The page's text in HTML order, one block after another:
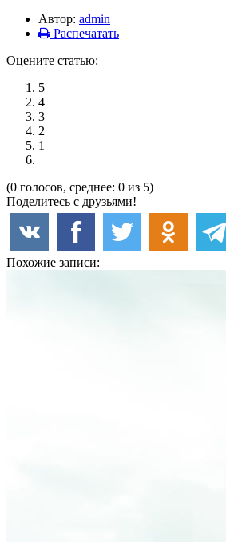
Автор: admin
Распечатать
Оцените статью:
5
4
3
2
1
(0 голосов, среднее: 0 из 5)
Поделитесь с друзьями!
Похожие записи: